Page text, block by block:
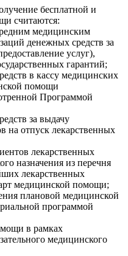
бесплатной и
считаются:
медицинским
денежных средств за
услуг),
гарантий;
в кассу медицинских
помощи
Программой
за выдачу
на отпуск лекарственных
лекарственных
назначения из перечня
лекарственных
медицинской помощи;
плановой медицинской
программой
в рамках
медицинского